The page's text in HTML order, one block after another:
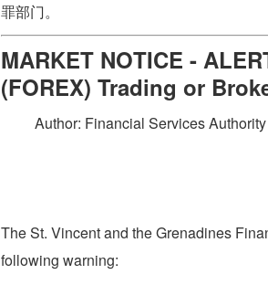
罪部门。
MARKET NOTICE -
(FOREX) Trading or
Author: Financial Services
The St. Vincent and the Grenadines
following warning: